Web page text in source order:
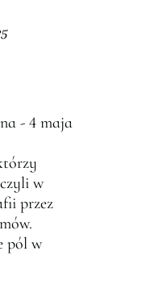
- 4 maja
w
przez
pól w